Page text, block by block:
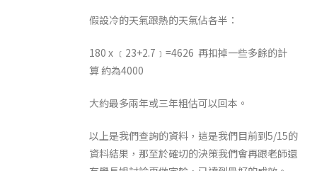
假設冷的天氣跟熱的天氣佔各半：
180 x ﹝23+2.7﹞=4626 再扣掉一些多餘的計
算 約為4000
大約最多兩年或三年粗估可以回本。
以上是我們查詢的資料，這是我們目前到5/15的
資料結果，那至於確切的決策我們會再跟老師還